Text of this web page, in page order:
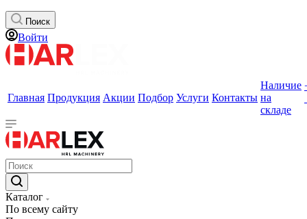
Поиск
Войти
Главная Продукция Акции Подбор Услуги Контакты
Наличие
на
складе
Каталог
По всему сайту